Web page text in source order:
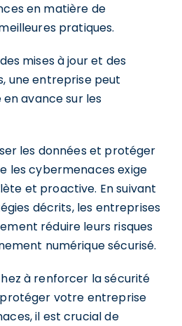
en matière de
pratiques.
mises à jour et des
une entreprise peut
avance sur les
les données et protéger
les cybermenaces exige
et proactive. En suivant
décrits, les entreprises
réduire leurs risques
numérique sécurisé.
à renforcer la sécurité
votre entreprise
il est crucial de